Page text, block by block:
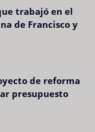
trabajó en el
de Francisco y
de reforma
presupuesto